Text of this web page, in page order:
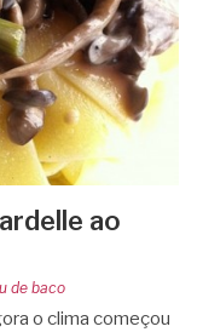
ao
de baco
o clima começou